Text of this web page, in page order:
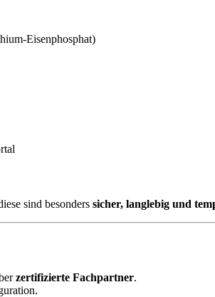
Eisenphosphat)
sind besonders sicher, langlebig und
zertifizierte Fachpartner.